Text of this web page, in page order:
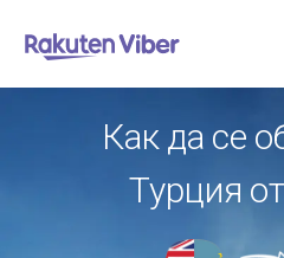
Как да се
Турция